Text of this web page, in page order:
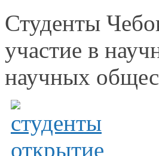
Студенты
участие в
научных